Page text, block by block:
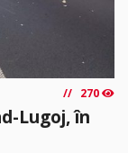
270
Lugoj, în